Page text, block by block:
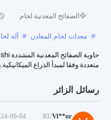
الصفائح المعدنية لحام
# معدات لحام المعادن # آلة
متعددة وفقا لمبدأ الذراع
رسائل الزائر
Vi**or
RU
09-04